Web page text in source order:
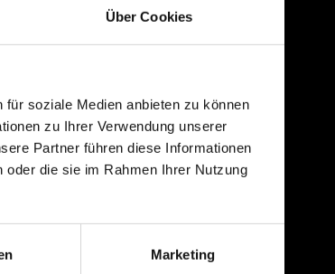
Über Cookies
soziale Medien anbieten zu können
zu Ihrer Verwendung unserer
Partner führen diese Informationen
die sie im Rahmen Ihrer Nutzung
Marketing